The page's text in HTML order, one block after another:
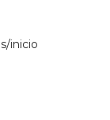
inicio